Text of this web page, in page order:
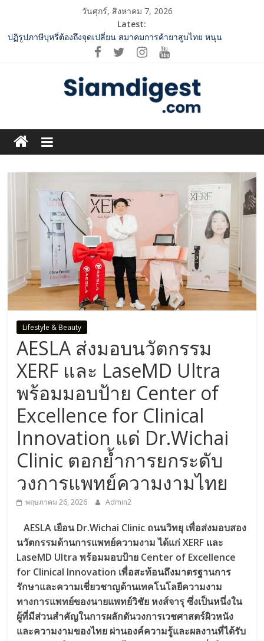
content
วันศุกร์, สิงหาคม 7, 2026
Latest:
ปฏิรูปภาษีบุหรี่ต้องถึงจุดเปลี่ยน สมาคมการค้ายาสูบไทย หนุน
โครงสร้างอัตราเดียว ลดบิดเบือนตลาด เพิ่มประสิทธิภาพจัดเก็บรายได้
ครั้งสำคัญ ส่งศิลปิน “เบสท์ – เบลล์” ปล่อยซิงเกิ้ลพิเศษ เอาใจคนอิน
SME D Bank ผนึกกำลัง สถาบันอาหาร เปิดตัว “FOODNext SME D
Navigator” ชูยุทธศาสตร์ “แหล่งทุนคู่องค์ความรู้” ติดปีก SME อาหาร
ไทยแข่งขันได้ในเวทีโลก
ททท. จับมือ TransNusa Airline – Traveloka ยกระดับการเชื่อมโยง
ไทย–อินโดนีเซีย ดันไทยสู่จุดหมายปลายทางคุณภาพ เชื่อม Asean
แคมเปญระดับชาติ
Siam
Digest.com
ฺีBusiness
Lifestyle & Beauty
AESLA ส่งมอบนวัตกรรม
XERF และ LaseMD Ultra
พร้อมมอบป้าย Center of
Excellence for Clinical
Innovation แด่ Dr.Wichai
Clinic ตอกย้ำการยกระดับ
วงการแพทย์ความงามไทย
พฤษภาคม 26, 2026 Admin2
AESLA เยือน Dr.Wichai Clinic ถนนวิทยุ เพื่อส่งมอบสอง
นวัตกรรมด้านการแพทย์ความงาม ได้แก่ XERF และ
LaseMD Ultra พร้อมมอบป้าย Center of Excellence
for Clinical Innovation เพื่อสะท้อนถึงมาตรฐานการ
รักษาและความเชี่ยวชาญด้านเทคโนโลยีความงาม
ทางการแพทย์ของนายแพทย์วิชัย หงส์จารุ ซึ่งเป็นหนึ่งใน
ผู้ที่มีส่วนสำคัญในการผลักดันวงการเวชศาสตร์ผิวหนัง
และความงามของไทย ผ่านองค์ความรู้และผลงานที่ได้รับ